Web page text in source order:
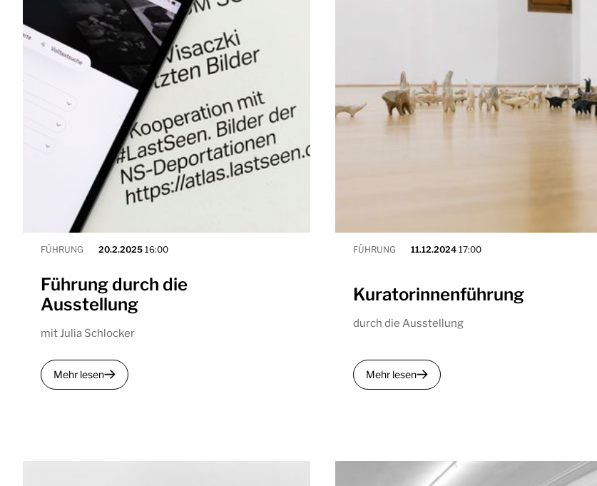
FÜHRUNG 20.2.2025 16:00
Führung durch die
Ausstellung
mit Julia Schlocker
Mehr lesen
FÜHRUNG 11.12.2024 17:00
Kuratorinnenführung
durch die Ausstellung
Mehr lesen